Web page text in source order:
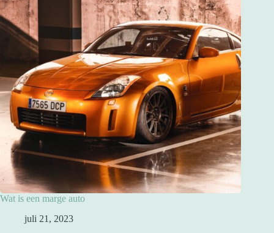
Wat is een marge auto
juli 21, 2023